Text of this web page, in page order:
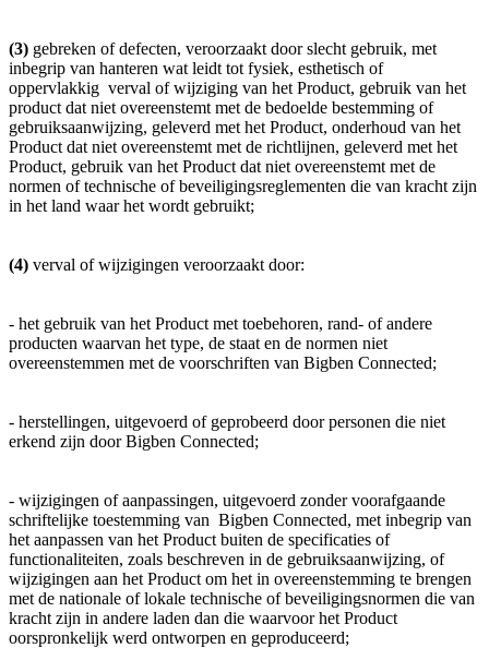
(3) gebreken of defecten, veroorzaakt door slecht gebruik, met
inbegrip van hanteren wat leidt tot fysiek, esthetisch of
oppervlakkig verval of wijziging van het Product, gebruik van het
product dat niet overeenstemt met de bedoelde bestemming of
gebruiksaanwijzing, geleverd met het Product, onderhoud van het
Product dat niet overeenstemt met de richtlijnen, geleverd met het
Product, gebruik van het Product dat niet overeenstemt met de
normen of technische of beveiligingsreglementen die van kracht zijn
in het land waar het wordt gebruikt;
(4) verval of wijzigingen veroorzaakt door:
- het gebruik van het Product met toebehoren, rand- of andere
producten waarvan het type, de staat en de normen niet
overeenstemmen met de voorschriften van Bigben Connected;
- herstellingen, uitgevoerd of geprobeerd door personen die niet
erkend zijn door Bigben Connected;
- wijzigingen of aanpassingen, uitgevoerd zonder voorafgaande
schriftelijke toestemming van Bigben Connected, met inbegrip van
het aanpassen van het Product buiten de specificaties of
functionaliteiten, zoals beschreven in de gebruiksaanwijzing, of
wijzigingen aan het Product om het in overeenstemming te brengen
met de nationale of lokale technische of beveiligingsnormen die van
kracht zijn in andere laden dan die waarvoor het Product
oorspronkelijk werd ontworpen en geproduceerd;